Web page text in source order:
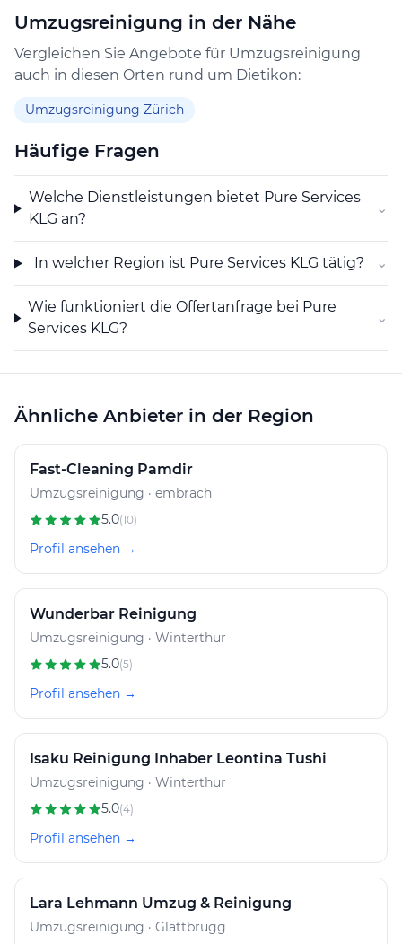
Die Kombination aus Reinigung und Facility
Management ermöglicht es Pure Services KLG,
ganzheitliche Dienstleistungen anzubieten, die zur
Umzugsreinigung in der Nähe
Vergleichen Sie Angebote für Umzugsreinigung
auch in diesen Orten rund um Dietikon:
Umzugsreinigung Zürich
Häufige Fragen
Welche Dienstleistungen bietet Pure Services
KLG an?
⌄
In welcher Region ist Pure Services KLG tätig? ⌄
Wie funktioniert die Offertanfrage bei Pure
Services KLG?
⌄
Ähnliche Anbieter in der Region
Fast-Cleaning Pamdir
Umzugsreinigung · embrach
5.0(10)
Profil ansehen →
Wunderbar Reinigung
Umzugsreinigung · Winterthur
5.0(5)
Profil ansehen →
Isaku Reinigung Inhaber Leontina Tushi
Umzugsreinigung · Winterthur
5.0(4)
Profil ansehen →
Lara Lehmann Umzug & Reinigung
Umzugsreinigung · Glattbrugg